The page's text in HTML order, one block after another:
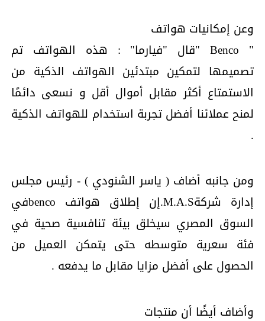
وعن إمكانيات هواتف
" Benco "قال "فيارما" : هذه الهواتف تم
تصميمها لتمكين مبتدئين الهواتف الذكية من
الاستمتاع أكثر مقابل أموال أقل و نسعى دائمًا
لمنح عملائنا أفضل تجربة استخدام للهواتف الذكية
.
ومن جانبه أضاف ( ياسر الشنودي ) - رئيس مجلس
إدارة شركةM.A.S.إن إطلاق هواتف bencoفي
السوق المصري سيخلق بيئة تنافسية صحية في
فئة سعرية متوسطه حتى يتمكن العميل من
الحصول على أفضل مزايا مقابل ما يدفعه .
وأضاف أيضًا أن منتجات